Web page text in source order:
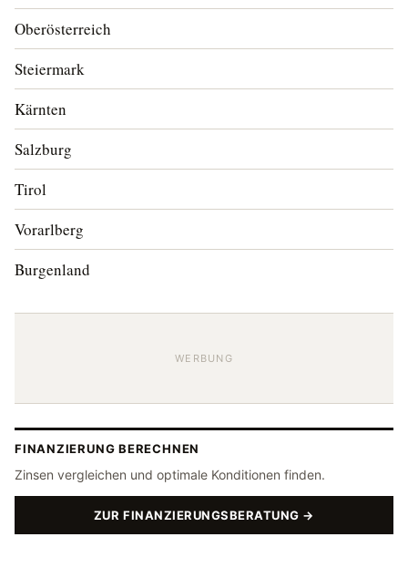
Oberösterreich
Steiermark
Kärnten
Salzburg
Tirol
Vorarlberg
Burgenland
WERBUNG
FINANZIERUNG BERECHNEN
Zinsen vergleichen und optimale Konditionen finden.
ZUR FINANZIERUNGSBERATUNG →